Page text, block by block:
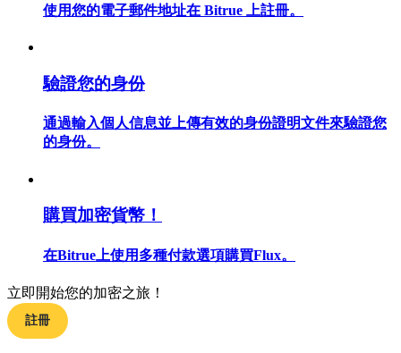
交易策略
使用您的電子郵件地址在 Bitrue 上註冊。
驗證您的身份
通過輸入個人信息並上傳有效的身份證明文件來驗證您
的身份。
購買加密貨幣！
在Bitrue上使用多種付款選項購買Flux。
立即開始您的加密之旅！
註冊